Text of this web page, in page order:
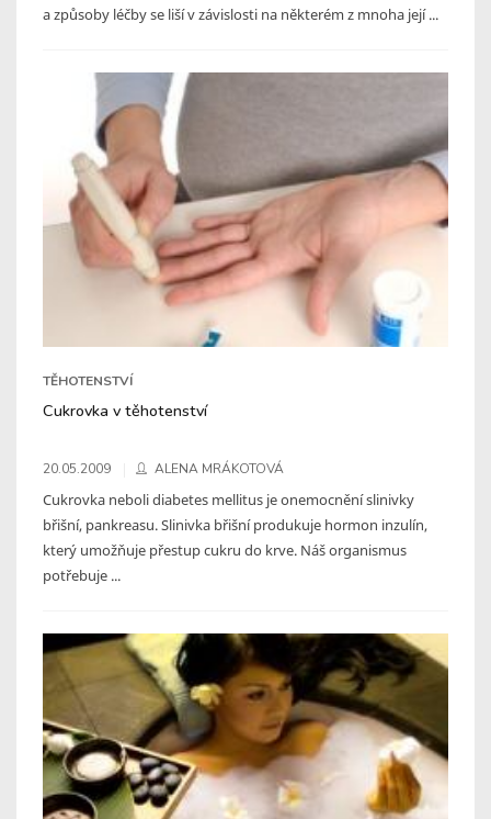
a způsoby léčby se liší v závislosti na některém z mnoha její ...
TĚHOTENSTVÍ
Cukrovka v těhotenství
20.05.2009 ALENA MRÁKOTOVÁ
Cukrovka neboli diabetes mellitus je onemocnění slinivky
břišní, pankreasu. Slinivka břišní produkuje hormon inzulín,
který umožňuje přestup cukru do krve. Náš organismus
potřebuje ...